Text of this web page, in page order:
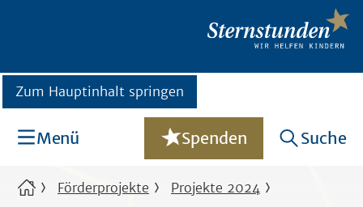
Zum Hauptinhalt springen
Menü Spenden Suche
Förderprojekte
Projekte 2024